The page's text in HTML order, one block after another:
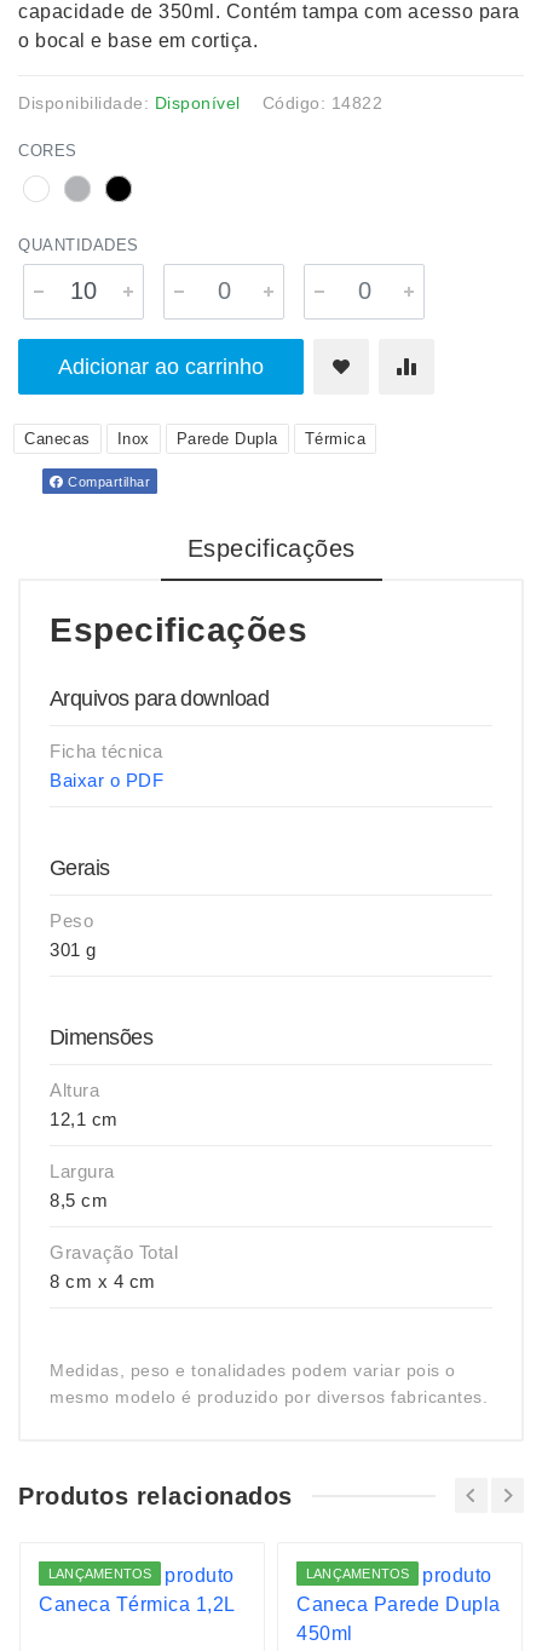
capacidade de 350ml. Contém tampa com acesso para
o bocal e base em cortiça.
Disponibilidade: Disponível Código: 14822
CORES
QUANTIDADES
Adicionar ao carrinho
Canecas Inox Parede Dupla Térmica
Compartilhar
Especificações
Especificações
Arquivos para download
Ficha técnica
Baixar o PDF
Gerais
Peso
301 g
Dimensões
Altura
12,1 cm
Largura
8,5 cm
Gravação Total
8 cm x 4 cm
Medidas, peso e tonalidades podem variar pois o
mesmo modelo é produzido por diversos fabricantes.
Produtos relacionados
LANÇAMENTOS LANÇAMENTOS